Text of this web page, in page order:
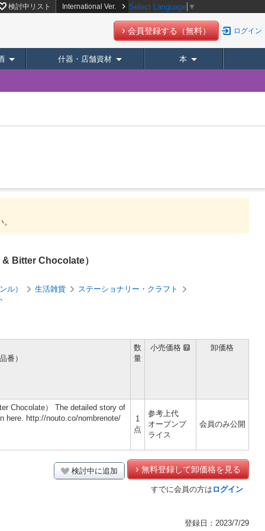
検討中リスト International Ver. Select Language ▼
会員登録する（無料） ログイン
什器・店舗資材 本
Bitter Chocolate）
ル） 生活雑貨
ステーショナリー・クラフト
品番）
数
量
小売価格 卸価格
Chocolate） The detailed story of
here. http://nouto.co/nombrenote/
1
点
参考上代
オープンプ
ライス
会員のみ公開
検討中に追加 無料登録して卸価格を見る
すでに会員の方は ログイン
登録日：2023/7/29